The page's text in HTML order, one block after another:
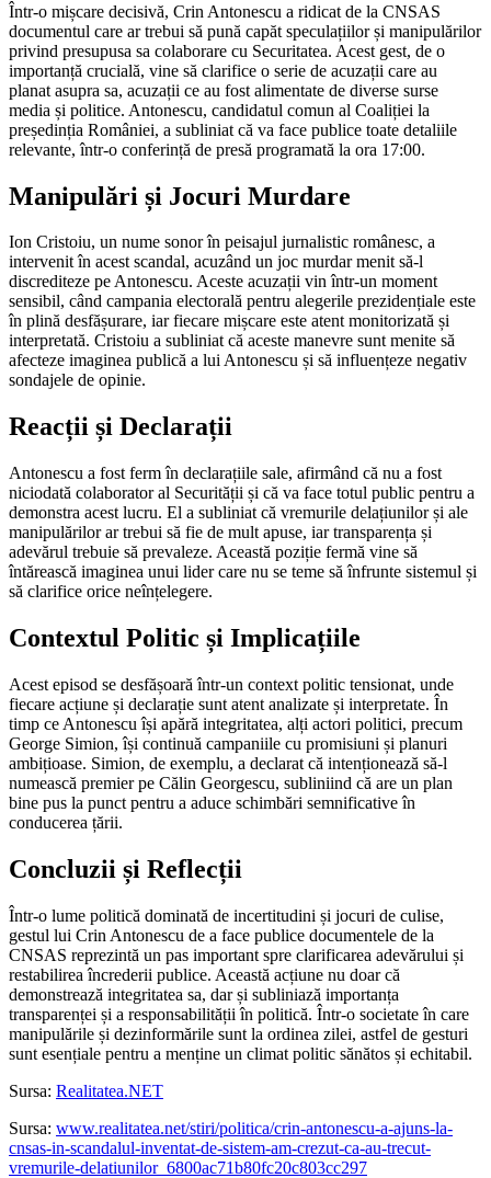
Într-o mișcare decisivă, Crin Antonescu a ridicat de la CNSAS
documentul care ar trebui să pună capăt speculațiilor și manipulărilor
privind presupusa sa colaborare cu Securitatea. Acest gest, de o
importanță crucială, vine să clarifice o serie de acuzații care au
planat asupra sa, acuzații ce au fost alimentate de diverse surse
media și politice. Antonescu, candidatul comun al Coaliției la
președinția României, a subliniat că va face publice toate detaliile
relevante, într-o conferință de presă programată la ora 17:00.
Manipulări și Jocuri Murdare
Ion Cristoiu, un nume sonor în peisajul jurnalistic românesc, a
intervenit în acest scandal, acuzând un joc murdar menit să-l
discrediteze pe Antonescu. Aceste acuzații vin într-un moment
sensibil, când campania electorală pentru alegerile prezidențiale este
în plină desfășurare, iar fiecare mișcare este atent monitorizată și
interpretată. Cristoiu a subliniat că aceste manevre sunt menite să
afecteze imaginea publică a lui Antonescu și să influențeze negativ
sondajele de opinie.
Reacții și Declarații
Antonescu a fost ferm în declarațiile sale, afirmând că nu a fost
niciodată colaborator al Securității și că va face totul public pentru a
demonstra acest lucru. El a subliniat că vremurile delațiunilor și ale
manipulărilor ar trebui să fie de mult apuse, iar transparența și
adevărul trebuie să prevaleze. Această poziție fermă vine să
întărească imaginea unui lider care nu se teme să înfrunte sistemul și
să clarifice orice neînțelegere.
Contextul Politic și Implicațiile
Acest episod se desfășoară într-un context politic tensionat, unde
fiecare acțiune și declarație sunt atent analizate și interpretate. În
timp ce Antonescu își apără integritatea, alți actori politici, precum
George Simion, își continuă campaniile cu promisiuni și planuri
ambițioase. Simion, de exemplu, a declarat că intenționează să-l
numească premier pe Călin Georgescu, subliniind că are un plan
bine pus la punct pentru a aduce schimbări semnificative în
conducerea țării.
Concluzii și Reflecții
Într-o lume politică dominată de incertitudini și jocuri de culise,
gestul lui Crin Antonescu de a face publice documentele de la
CNSAS reprezintă un pas important spre clarificarea adevărului și
restabilirea încrederii publice. Această acțiune nu doar că
demonstrează integritatea sa, dar și subliniază importanța
transparenței și a responsabilității în politică. Într-o societate în care
manipulările și dezinformările sunt la ordinea zilei, astfel de gesturi
sunt esențiale pentru a menține un climat politic sănătos și echitabil.
Sursa: Realitatea.NET
Sursa: www.realitatea.net/stiri/politica/crin-antonescu-a-ajuns-la-
cnsas-in-scandalul-inventat-de-sistem-am-crezut-ca-au-trecut-
vremurile-delatiunilor_6800ac71b80fc20c803cc297